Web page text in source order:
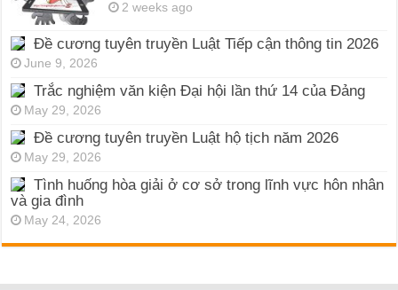
2 weeks ago
Đề cương tuyên truyền Luật Tiếp cận thông tin 2026
June 9, 2026
Trắc nghiệm văn kiện Đại hội lần thứ 14 của Đảng
May 29, 2026
Đề cương tuyên truyền Luật hộ tịch năm 2026
May 29, 2026
Tình huống hòa giải ở cơ sở trong lĩnh vực hôn nhân
và gia đình
May 24, 2026